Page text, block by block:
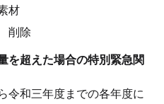
材
削除
を超えた場合の特別緊急関
令和三年度までの各年度に